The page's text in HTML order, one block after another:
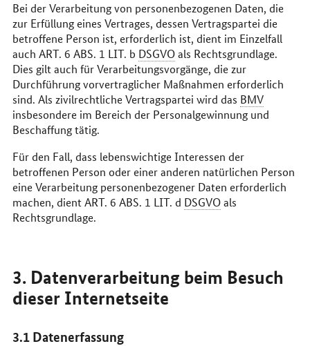
Bei der Verarbeitung von personenbezogenen Daten, die
zur Erfüllung eines Vertrages, dessen Vertragspartei die
betroffene Person ist, erforderlich ist, dient im Einzelfall
auch ART. 6 ABS. 1 LIT. b DSGVOals Rechtsgrundlage.
Dies gilt auch für Verarbeitungsvorgänge, die zur
Durchführung vorvertraglicher Maßnahmen erforderlich
sind. Als zivilrechtliche Vertragspartei wird das BMV
insbesondere im Bereich der Personalgewinnung und
Beschaffung tätig.
Für den Fall, dass lebenswichtige Interessen der
betroffenen Person oder einer anderen natürlichen Person
eine Verarbeitung personenbezogener Daten erforderlich
machen, dient ART. 6 ABS. 1 LIT. d DSGVOals
Rechtsgrundlage.
3. Datenverarbeitung beim Besuch
dieser Internetseite
3.1 Datenerfassung